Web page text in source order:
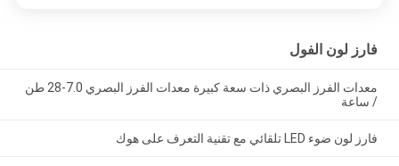
فارز لون الفول
معدات الفرز البصري ذات سعة كبيرة معدات الفرز البصري 7.0-28 طن
/ ساعة
فارز لون ضوء LED تلقائي مع تقنية التعرف على هوك